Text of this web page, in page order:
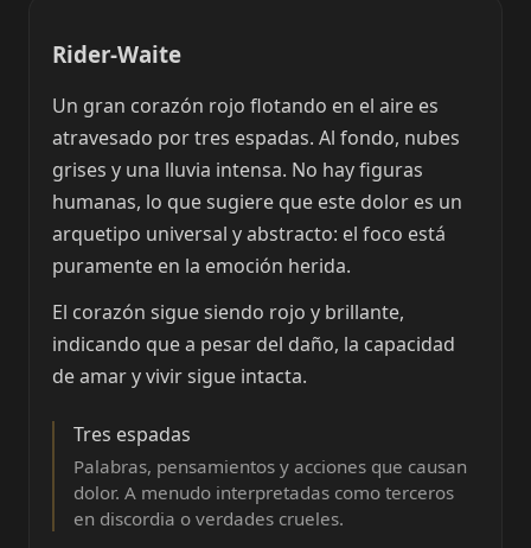
Rider-Waite
Un gran corazón rojo flotando en el aire es
atravesado por tres espadas. Al fondo, nubes
grises y una lluvia intensa. No hay figuras
humanas, lo que sugiere que este dolor es un
arquetipo universal y abstracto: el foco está
puramente en la emoción herida.
El corazón sigue siendo rojo y brillante,
indicando que a pesar del daño, la capacidad
de amar y vivir sigue intacta.
Tres espadas
Palabras, pensamientos y acciones que causan
dolor. A menudo interpretadas como terceros
en discordia o verdades crueles.